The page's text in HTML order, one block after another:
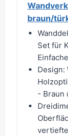
braun/
Set für
Design:
- Braun